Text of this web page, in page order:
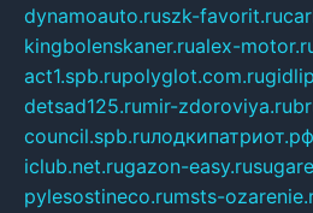
dynamoauto.ruszk-favorit.ru
kingbolenskaner.rualex-
act1.spb.rupolyglot.com.ru
detsad125.rumir-zdoroviya.ru
council.spb.ruлодкипатриот.рф
iclub.net.rugazon-easy.ru
pylesostineco.rumsts-